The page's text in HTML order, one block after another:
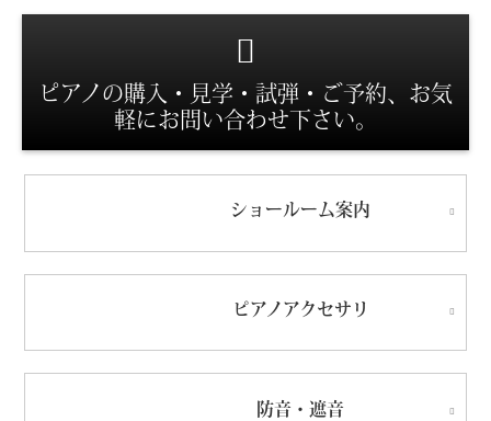
スタッフ紹介
ピアノの購入・見学・試弾・ご予約、お気
軽にお問い合わせ下さい。
ショールーム案内
ピアノアクセサリ
防音・遮音